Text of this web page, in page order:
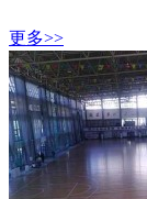
更多>>